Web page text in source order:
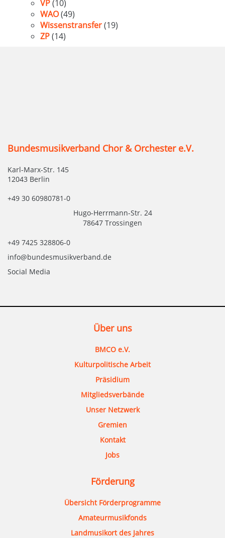
VP(10)
WAO(49)
Wissenstransfer(19)
ZP(14)
Bundesmusikverband Chor & Orchester e.V.
Karl-Marx-Str. 145
12043 Berlin
+49 30 60980781-0
Hugo-Herrmann-Str. 24
78647 Trossingen
+49 7425 328806-0
info@bundesmusikverband.de
Social Media
Über uns
BMCO e.V.
Kulturpolitische Arbeit
Präsidium
Mitgliedsverbände
Unser Netzwerk
Gremien
Kontakt
Jobs
Förderung
Übersicht Förderprogramme
Amateurmusikfonds
Landmusikort des Jahres